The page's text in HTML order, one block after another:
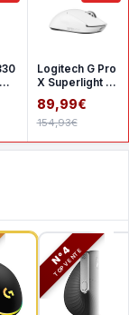
Logitech G Pro
X Superlight 2
- White
89,99€
154,93€
N°4
TOP VENTE